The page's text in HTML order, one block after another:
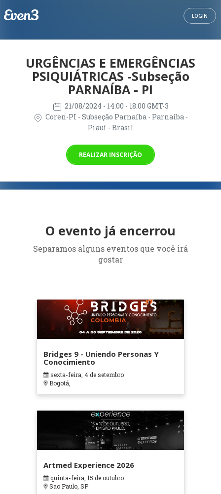
LOGIN
URGÊNCIAS E EMERGÊNCIAS
PSIQUIÁTRICAS -Subseção
PARNAÍBA - PI
21/08/2024 - 14:00 - 18:00 GMT-3
Coren-PI - Subseção Parnaíba - Parnaíba -
Piauí - Brasil
REALIZAR INSCRIÇÃO
O evento já encerrou
Separamos alguns eventos que você irá
gostar
Bridges 9 - Uniendo Personas Y
Conocimiento
sexta-feira, 4 de setembro
Bogotá,
Artmed Experience 2026
quinta-feira, 15 de outubro
Sao Paulo, SP